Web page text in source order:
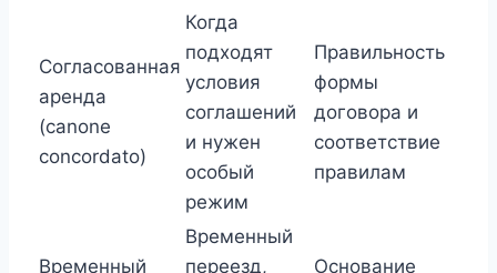
Согласованная
аренда
(canone
concordato)
Когда
подходят
условия
соглашений
и нужен
особый
режим
Правильность
формы
договора и
соответствие
правилам
Временный
Временный
переезд,
Основание